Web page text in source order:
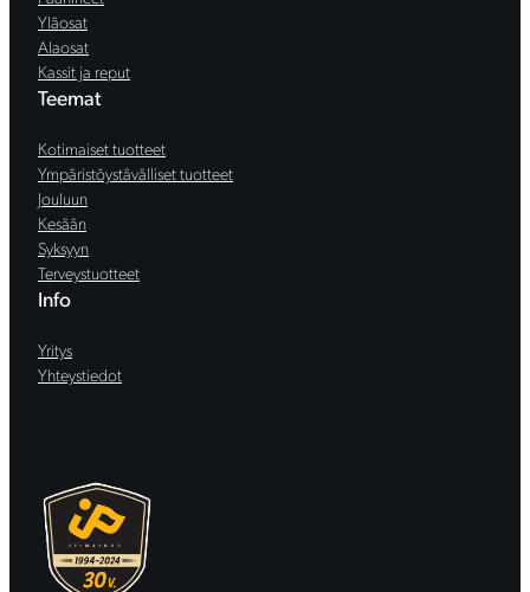
Yläosat
Alaosat
Kassit ja reput
Teemat
Kotimaiset tuotteet
Ympäristöystävälliset tuotteet
Jouluun
Kesään
Syksyyn
Terveystuotteet
Info
Yritys
Yhteystiedot